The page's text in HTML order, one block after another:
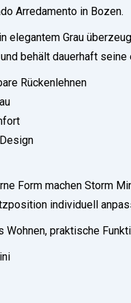
Arredamento in Bozen.
elegantem Grau
behält dauerhaft seine
Rückenlehnen
Form machen Storm
individuell
praktische